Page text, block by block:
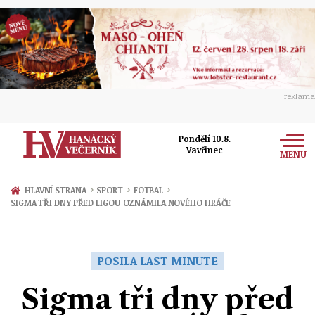
reklama
Pondělí 10.8.
Vavřinec
MENU
Zprávy
Přerov
Ekonomika
Ženy
Sport
HLAVNÍ STRANA › SPORT › FOTBAL ›
SIGMA TŘI DNY PŘED LIGOU OZNÁMILA NOVÉHO HRÁČE
POSILA LAST MINUTE
Sigma tři dny před